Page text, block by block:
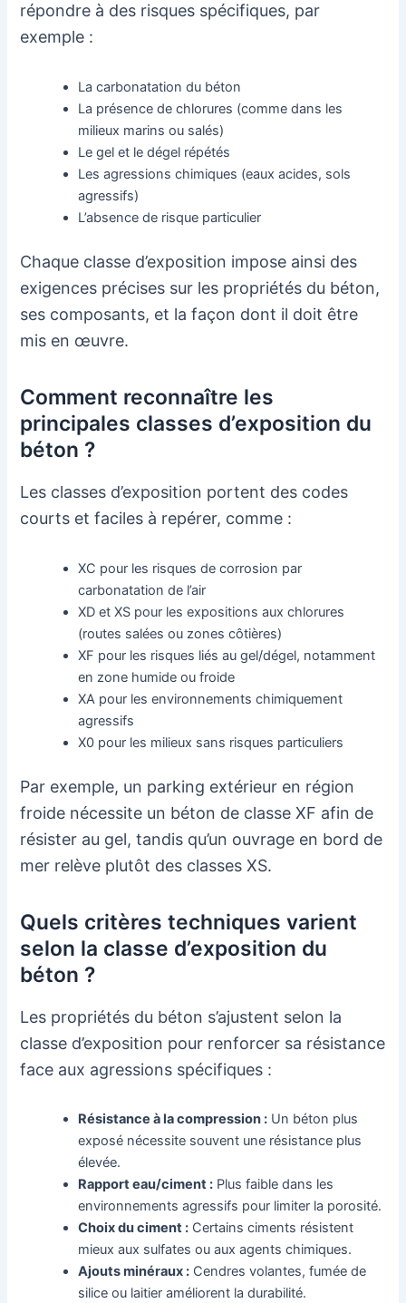
répondre à des risques spécifiques, par
exemple :
La carbonatation du béton
La présence de chlorures (comme dans les
milieux marins ou salés)
Le gel et le dégel répétés
Les agressions chimiques (eaux acides, sols
agressifs)
L’absence de risque particulier
Chaque classe d’exposition impose ainsi des
exigences précises sur les propriétés du béton,
ses composants, et la façon dont il doit être
mis en œuvre.
Comment reconnaître les
principales classes d’exposition du
béton ?
Les classes d’exposition portent des codes
courts et faciles à repérer, comme :
XC pour les risques de corrosion par
carbonatation de l’air
XD et XS pour les expositions aux chlorures
(routes salées ou zones côtières)
XF pour les risques liés au gel/dégel, notamment
en zone humide ou froide
XA pour les environnements chimiquement
agressifs
X0 pour les milieux sans risques particuliers
Par exemple, un parking extérieur en région
froide nécessite un béton de classe XF afin de
résister au gel, tandis qu’un ouvrage en bord de
mer relève plutôt des classes XS.
Quels critères techniques varient
selon la classe d’exposition du
béton ?
Les propriétés du béton s’ajustent selon la
classe d’exposition pour renforcer sa résistance
face aux agressions spécifiques :
Résistance à la compression : Un béton plus
exposé nécessite souvent une résistance plus
élevée.
Rapport eau/ciment : Plus faible dans les
environnements agressifs pour limiter la porosité.
Choix du ciment : Certains ciments résistent
mieux aux sulfates ou aux agents chimiques.
Ajouts minéraux : Cendres volantes, fumée de
silice ou laitier améliorent la durabilité.